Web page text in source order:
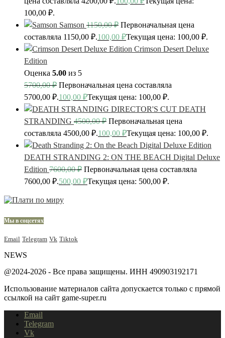
100,00 ₽.
Samson 1150,00₽ Первоначальная цена
составляла 1150,00 ₽.100,00 ₽Текущая цена: 100,00 ₽.
Crimson Desert Deluxe
Edition
Оценка 5.00 из 5
5700,00₽ Первоначальная цена составляла
5700,00 ₽.100,00 ₽Текущая цена: 100,00 ₽.
DEATH
STRANDING 4500,00₽ Первоначальная цена
составляла 4500,00 ₽.100,00 ₽Текущая цена: 100,00 ₽.
DEATH STRANDING 2: ON THE BEACH Digital Deluxe
Edition 7600,00₽ Первоначальная цена составляла
7600,00 ₽.500,00 ₽Текущая цена: 500,00 ₽.
Мы в соцсетях
Email Telegram Vk Tiktok
NEWS
@2024-2026 - Все права защищены. ИНН 490903192171
Использование материалов сайта допускается только с прямой
ссылкой на сайт game-super.ru
Email
Telegram
Vk